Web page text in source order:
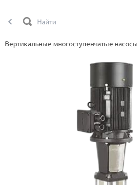
Вертикальные многоступенчатые насосы